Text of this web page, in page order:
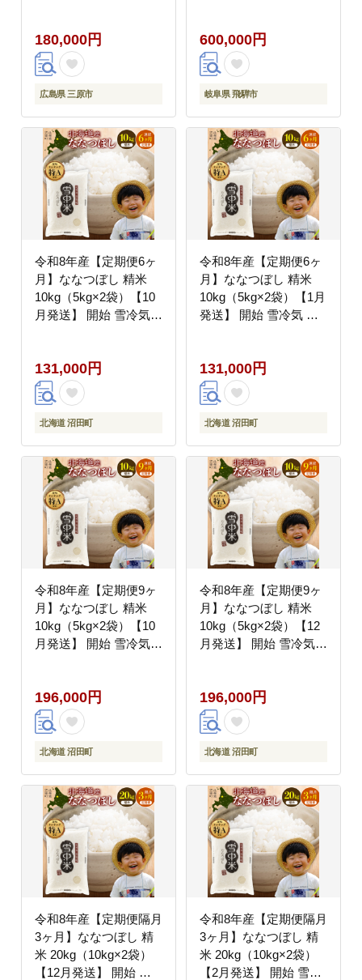
食感 食べ比べ カスター
ド 生クリーム チョコレ
ート 抹茶 冷凍 冷凍配
送 ギフト 子どもが喜ぶ
ランキング 高評価 広島
県三原市 015067
180,000円
広島県 三原市
600,000円
岐阜県 飛騨市
令和8年産【定期便6ヶ
月】ななつぼし 精米
10kg（5kg×2袋）【10
月発送】 開始 雪冷気
131,000円
北海道 沼田町
令和8年産【定期便6ヶ
月】ななつぼし 精米
10kg（5kg×2袋）【1月
発送】 開始 雪冷気 籾
131,000円
北海道 沼田町
令和8年産【定期便9ヶ
月】ななつぼし 精米
10kg（5kg×2袋）【10
月発送】 開始 雪冷気
196,000円
北海道 沼田町
令和8年産【定期便9ヶ
月】ななつぼし 精米
10kg（5kg×2袋）【12
月発送】 開始 雪冷気
196,000円
北海道 沼田町
令和8年産【定期便隔月
3ヶ月】ななつぼし 精
米 20kg（10kg×2袋）
【12月発送】 開始 雪
令和8年産【定期便隔月
3ヶ月】ななつぼし 精
米 20kg（10kg×2袋）
【2月発送】 開始 雪冷